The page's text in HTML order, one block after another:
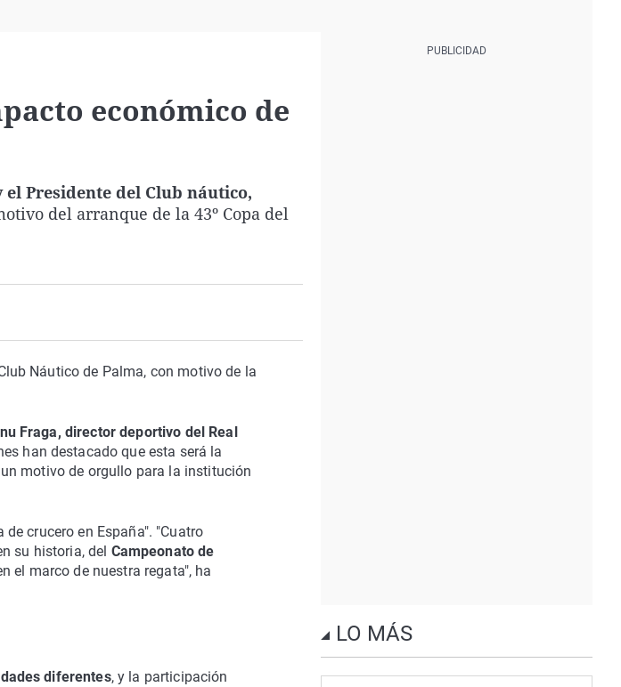
económico de
Presidente del Club náutico,
del arranque de la 43º Copa del
Náutico de Palma, con motivo de la
Fraga, director deportivo del Real
han destacado que esta será la
motivo de orgullo para la institución
crucero en España". "Cuatro
su historia, del Campeonato de
el marco de nuestra regata", ha
diferentes, y la participación
LO MÁS